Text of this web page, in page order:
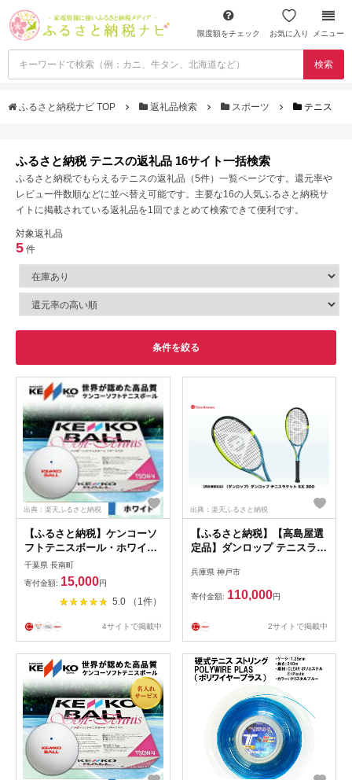
限度額をチェック お気に入り メニュー
検索
ふるさと納税ナビ TOP 返礼品検索 スポーツ テニス
ふるさと納税 テニスの返礼品 16サイト一括検索
ふるさと納税でもらえるテニスの返礼品（5件）一覧ページです。還元率や
レビュー件数順などに並べ替え可能です。主要な16の人気ふるさと納税サ
イトに掲載されている返礼品を1回でまとめて検索できて便利です。
対象返礼品
5 件
条件を絞る
出典：楽天ふるさと納税
【ふるさと納税】ケンコーソ
フトテニスボール・ホワイ
ト 公認球 ／ふるさと納税
テニス ソフトテニス ボール
KENKOナガセケンコー 千葉
県 長南町 CNG001
千葉県 長南町
寄付金額: 15,000円
5.0 （1件）
4サイトで掲載中
出典：楽天ふるさと納税
【ふるさと納税】【高島屋選
定品】ダンロップ テニスラケ
ダンロップ テニス テニスラ
ケット ラケット テニスプレ
イヤー アスリート 神戸市
兵庫県 神戸市
寄付金額: 110,000円
2サイトで掲載中